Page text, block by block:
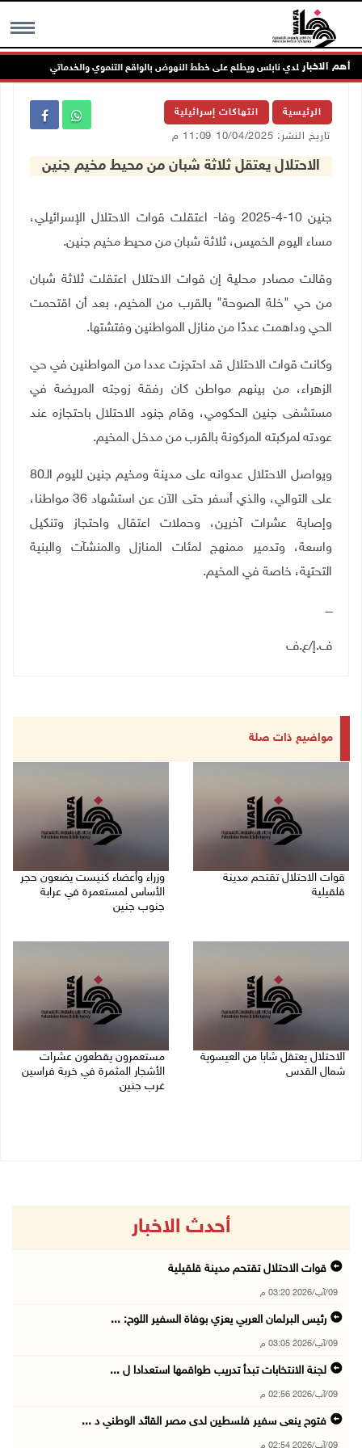
MENU أهم الاخبار
مجلس بلدي نابلس ويطلع على خطط النهوض بالواقع التنموي والخدماتي
الرئيسية انتهاكات إسرائيلية
تاريخ النشر: 10/04/2025 11:09 م
الاحتلال يعتقل ثلاثة شبان من محيط مخيم جنين
جنين 10-4-2025 وفا- اعتقلت قوات الاحتلال الإسرائيلي،
مساء اليوم الخميس، ثلاثة شبان من محيط مخيم جنين.
وقالت مصادر محلية إن قوات الاحتلال اعتقلت ثلاثة شبان
من حي "خلة الصوحة" بالقرب من المخيم، بعد أن اقتحمت
الحي وداهمت عددًا من منازل المواطنين وفتشتها.
وكانت قوات الاحتلال قد احتجزت عددا من المواطنين في حي
الزهراء، من بينهم مواطن كان رفقة زوجته المريضة في
مستشفى جنين الحكومي، وقام جنود الاحتلال باحتجازه عند
عودته لمركبته المركونة بالقرب من مدخل المخيم.
ويواصل الاحتلال عدوانه على مدينة ومخيم جنين لليوم الـ80
على التوالي، والذي أسفر حتى الآن عن استشهاد 36 مواطنا،
وإصابة عشرات آخرين، وحملات اعتقال واحتجاز وتنكيل
واسعة، وتدمير ممنهج لمئات المنازل والمنشآت والبنية
التحتية، خاصة في المخيم.
ــــ
ف.إ/ع.ف
مواضيع ذات صلة
قوات الاحتلال تقتحم مدينة
قلقيلية
وزراء وأعضاء كنيست يضعون حجر
الأساس لمستعمرة في عرابة
جنوب جنين
الاحتلال يعتقل شابا من العيسوية
شمال القدس
مستعمرون يقطعون عشرات
الأشجار المثمرة في خربة فراسين
غرب جنين
أحدث الاخبار
قوات الاحتلال تقتحم مدينة قلقيلية
09/آب/2026 03:20 م
رئيس البرلمان العربي يعزي بوفاة السفير اللوح: ...
09/آب/2026 03:05 م
لجنة الانتخابات تبدأ تدريب طواقمها استعدادا ل ...
09/آب/2026 02:56 م
فتوح ينعى سفير فلسطين لدى مصر القائد الوطني د ...